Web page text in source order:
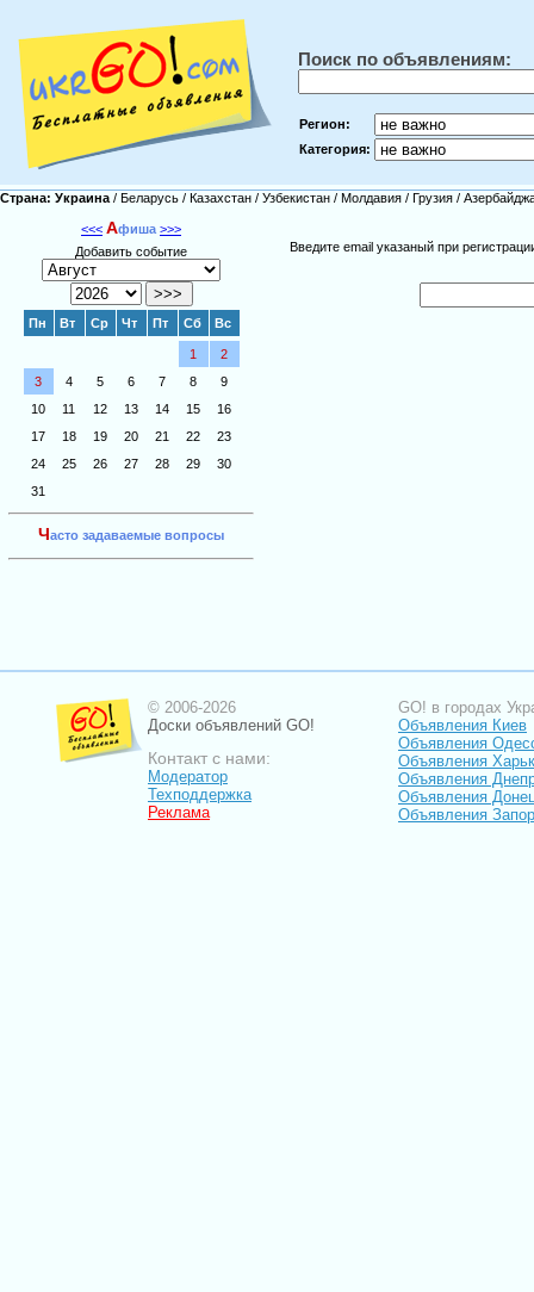
Поиск по объявлениям:
Регион:
Категория:
Страна: Украина / Беларусь / Казахстан / Узбекистан / Молдавия / Грузия /
<<< Афиша >>>
Добавить событие
Пн Вт Ср Чт Пт Сб Вс
1
2
3
4 5 6 7 8
9
10
11 12 13 14 15
16
17
18 19 20 21 22
23
24
25 26 27 28 29
30
31
Часто задаваемые вопросы
Введите email указаный при
© 2006-2026
Доски объявлений GO!
Контакт с нами:
Модератор
Техподдержка
Реклама
GO! в городах
Объявления Киев
Объявления
Объявления
Объявления
Объявления
Объявления